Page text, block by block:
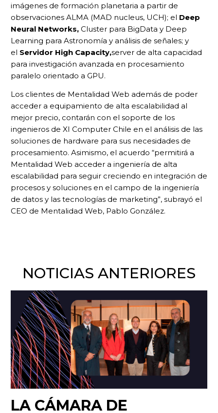
imágenes de formación planetaria a partir de
observaciones ALMA (MAD nucleus, UCH); el Deep
Neural Networks, Cluster para BigData y Deep
Learning para Astronomía y análisis de señales; y
el Servidor High Capacity,server de alta capacidad
para investigación avanzada en procesamiento
paralelo orientado a GPU.
Los clientes de Mentalidad Web además de poder
acceder a equipamiento de alta escalabilidad al
mejor precio, contarán con el soporte de los
ingenieros de XI Computer Chile en el análisis de las
soluciones de hardware para sus necesidades de
procesamiento. Asimismo, el acuerdo “permitirá a
Mentalidad Web acceder a ingeniería de alta
escalabilidad para seguir creciendo en integración de
procesos y soluciones en el campo de la ingeniería
de datos y las tecnologías de marketing”, subrayó el
CEO de Mentalidad Web, Pablo González.
NOTICIAS ANTERIORES
LA CÁMARA DE